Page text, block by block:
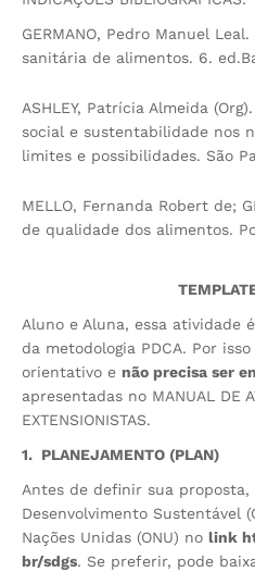
GERMANO, Pedro Manuel
sanitária de alimentos. 6.
ASHLEY, Patrícia Almeida
social e sustentabilidade nos
limites e possibilidades. São
MELLO, Fernanda Robert de;
de qualidade dos alimentos.
Aluno e Aluna, essa atividade
da metodologia PDCA. Por
orientativo e não precisa ser
apresentadas no MANUAL DE
EXTENSIONISTAS.
1. PLANEJAMENTO (PLAN)
Antes de definir sua proposta,
Desenvolvimento Sustentável
Nações Unidas (ONU) no link
br/sdgs. Se preferir, pode